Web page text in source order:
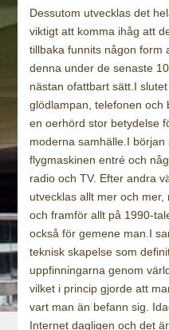
Dessutom utvecklas det
viktigt att komma ihåg att
tillbaka funnits någon form
denna under de senaste
nästan ofattbart sätt.I
glödlampan, telefonen och
en oerhörd stor betydelse
moderna samhälle.I
flygmaskinen entré och
radio och TV. Efter andra
utvecklas allt mer och
och framför allt på 1990-
också för gemene man.I
teknisk skapelse som
uppfinningarna genom
vilket i princip gjorde att
vart man än befann sig.
Internet dagligen och det